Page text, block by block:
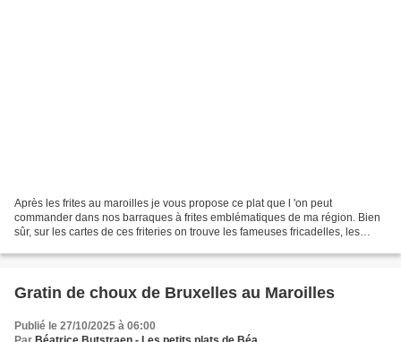
Après les frites au maroilles je vous propose ce plat que l 'on peut
commander dans nos barraques à frites emblématiques de ma région. Bien
sûr, sur les cartes de ces friteries on trouve les fameuses fricadelles, les
Gratin de choux de Bruxelles au Maroilles
Publié le 27/10/2025 à 06:00